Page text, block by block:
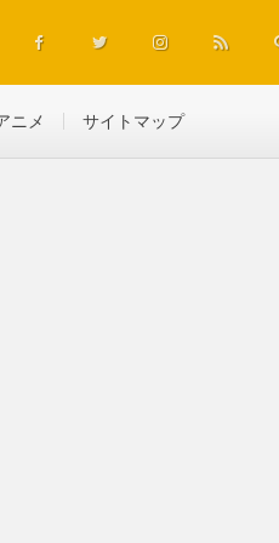
ニメ サイトマップ